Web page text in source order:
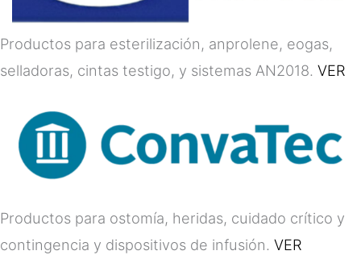
Productos para esterilización, anprolene, eogas,
selladoras, cintas testigo, y sistemas AN2018. VER
Productos para ostomía, heridas, cuidado crítico y
contingencia y dispositivos de infusión. VER